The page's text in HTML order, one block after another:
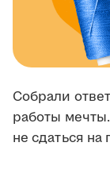
Собрали
работы
не сдаться на